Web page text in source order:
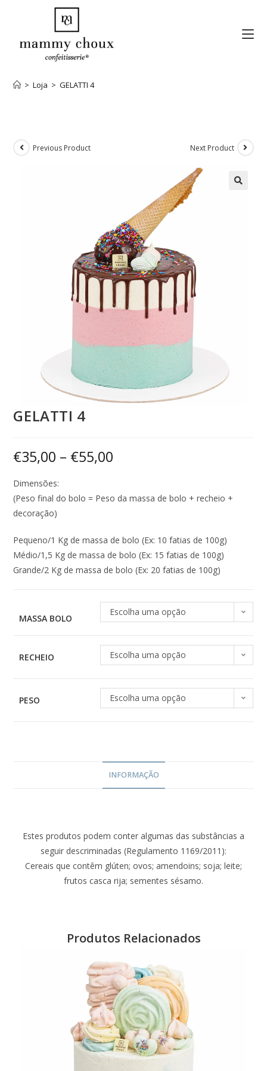
> Loja > GELATTI 4
Previous Product Next Product
GELATTI 4
€35,00 – €55,00
Dimensões:
(Peso final do bolo = Peso da massa de bolo + recheio +
decoração)
Pequeno/1 Kg de massa de bolo (Ex: 10 fatias de 100g)
Médio/1,5 Kg de massa de bolo (Ex: 15 fatias de 100g)
Grande/2 Kg de massa de bolo (Ex: 20 fatias de 100g)
MASSA BOLO
Escolha uma opção
RECHEIO Escolha uma opção
PESO Escolha uma opção
INFORMAÇÃO
Estes produtos podem conter algumas das substâncias a
seguir descriminadas (Regulamento 1169/2011):
Cereais que contêm glúten; ovos; amendoins; soja; leite;
frutos casca rija; sementes sésamo.
Produtos Relacionados